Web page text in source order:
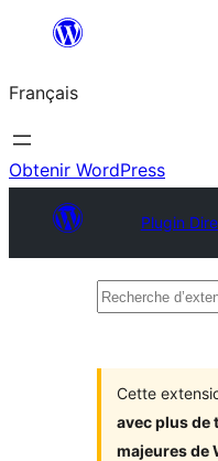
contenu
Français
Obtenir WordPress
Plugin
Recherche
Cette
avec plus de
majeures de